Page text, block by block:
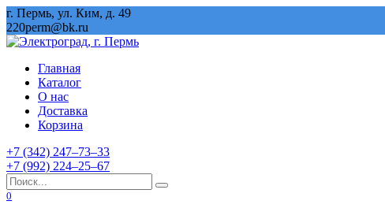
Перейти
к
содержанию
г. Пермь, ул. Ким, д. 49
220perm@bk.ru
Главная
Каталог
О нас
Доставка
Корзина
+7 (342) 247‒73‒33
+7 (992) 224‒25‒67
Search
for:
0